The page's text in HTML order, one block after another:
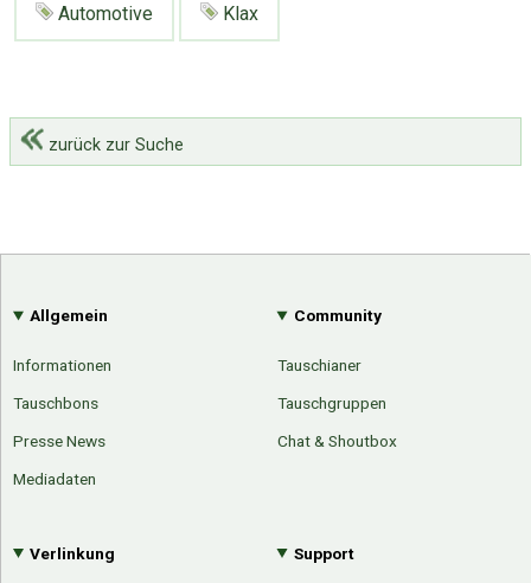
Automotive Klax
zurück zur Suche
Allgemein
Informationen
Tauschbons
Presse News
Mediadaten
Community
Tauschianer
Tauschgruppen
Chat & Shoutbox
Verlinkung Support